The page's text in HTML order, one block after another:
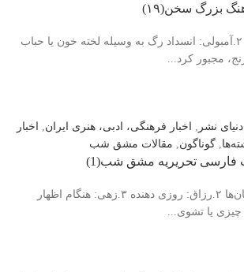
بزرگ سخن(۱۹)
۱.آمایش: آماده کردن ۲.آمبولی: انسداد رگ به وسیله لخته خون یا حباب
دنیای نشر اخبار فرهنگی، ادبی، هنری ایران
اخبار
گوناگون مقالات مشق شب
فارسی تحریریه مشق شب(1)
۱.افلاک: ج فلک، آسمان‌ها ۲.رزاق: روزی دهنده ۳.زهی: هنگام اظهار
یا تشوی...